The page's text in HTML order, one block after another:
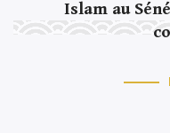
Islam au